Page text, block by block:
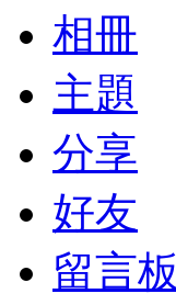
相冊
主題
分享
好友
留言板